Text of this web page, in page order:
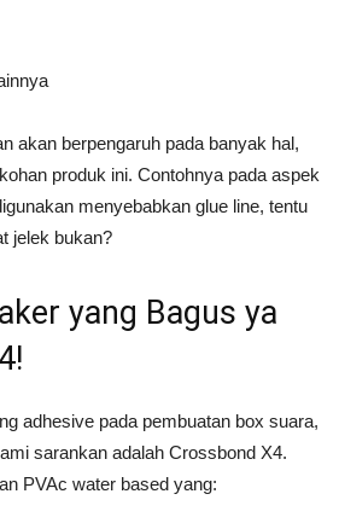
akan berpengaruh pada banyak hal,
produk ini. Contohnya pada aspek
menyebabkan glue line, tentu
jelek bukan?
yang Bagus ya
adhesive pada pembuatan box suara,
sarankan adalah Crossbond X4.
PVAc water based yang: